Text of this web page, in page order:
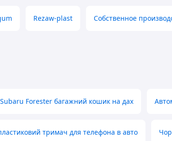
Rezaw-plast Собственное
Subaru Forester багажний кошик на дах
тримач для телефона в авто